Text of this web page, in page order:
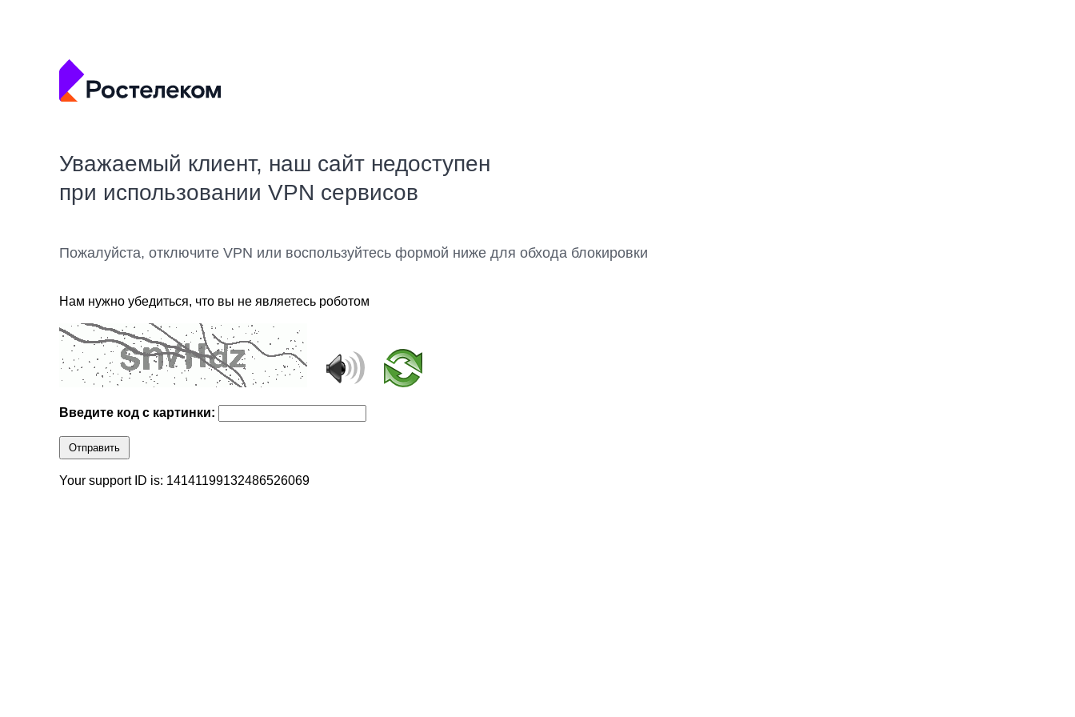
Уважаемый клиент, наш сайт недоступен
при использовании VPN сервисов
Пожалуйста, отключите VPN или воспользуйтесь формой ниже для обхода блокировки
Нам нужно убедиться, что вы не являетесь роботом
Введите код с картинки:
Отправить
Your support ID is: 14141199132486526069